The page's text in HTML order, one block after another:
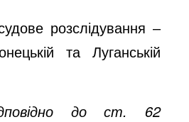
розслідування ‒
та Луганській
до ст. 62